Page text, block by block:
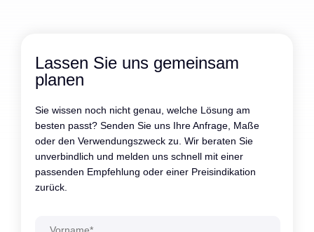
Lassen Sie uns gemeinsam
planen
Sie wissen noch nicht genau, welche Lösung am
besten passt? Senden Sie uns Ihre Anfrage, Maße
oder den Verwendungszweck zu. Wir beraten Sie
unverbindlich und melden uns schnell mit einer
passenden Empfehlung oder einer Preisindikation
zurück.